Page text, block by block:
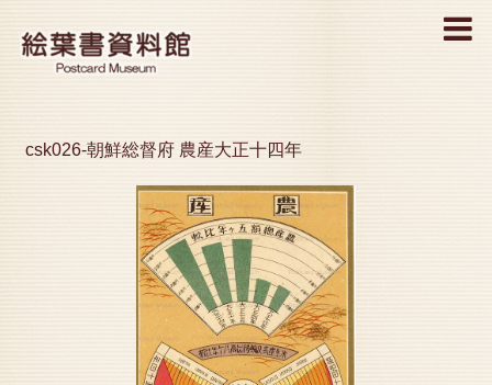
MENU
csk026-朝鮮総督府 農産大正十四年